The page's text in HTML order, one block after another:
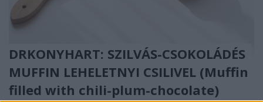
DRKONYHART: SZILVÁS-CSOKOLÁDÉS
MUFFIN LEHELETNYI CSILIVEL (Muffin
filled with chili-plum-chocolate)